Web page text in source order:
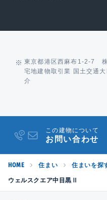
東京都港区西麻布1-2-7
宅地建物取引業 国土交通
介
この建物について
お問い合わせ
HOME 住まい 住まいを探
ウェルスクエア中目黒Ⅱ